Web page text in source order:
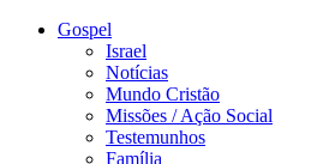
Gospel
Israel
Notícias
Mundo Cristão
Missões / Ação Social
Testemunhos
Família